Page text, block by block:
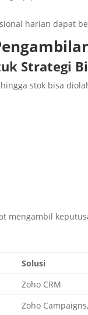
harian dapat
Strategi
stok bisa
mengambil
Solusi
Zoho CRM
Zoho